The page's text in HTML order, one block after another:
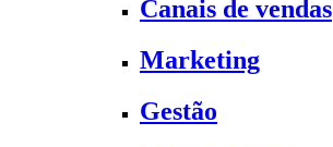
Canais de vendas
Marketing
Gestão